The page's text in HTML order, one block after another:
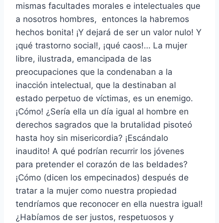
mismas facultades morales e intelectuales que
a nosotros hombres, entonces la habremos
hechos bonita! ¡Y dejará de ser un valor nulo! Y
¡qué trastorno social!, ¡qué caos!… La mujer
libre, ilustrada, emancipada de las
preocupaciones que la condenaban a la
inacción intelectual, que la destinaban al
estado perpetuo de víctimas, es un enemigo.
¡Cómo! ¿Sería ella un día igual al hombre en
derechos sagrados que la brutalidad pisoteó
hasta hoy sin misericordia? ¡Escándalo
inaudito! A qué podrían recurrir los jóvenes
para pretender el corazón de las beldades?
¡Cómo (dicen los empecinados) después de
tratar a la mujer como nuestra propiedad
tendríamos que reconocer en ella nuestra igual!
¿Habíamos de ser justos, respetuosos y